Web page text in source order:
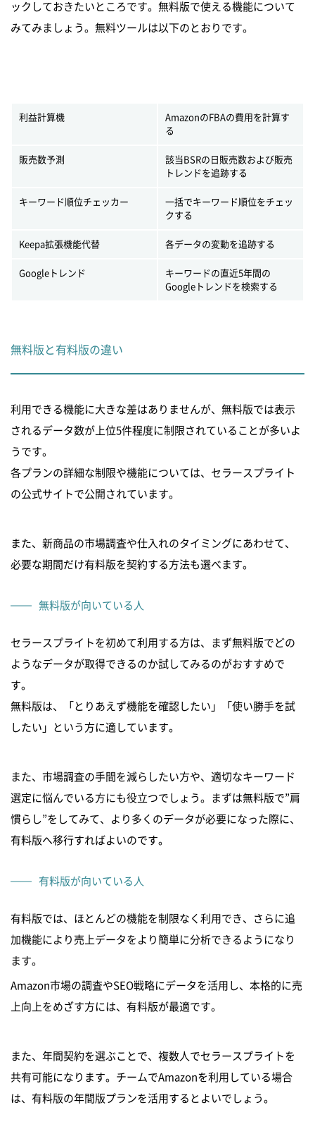
ックしておきたいところです。無料版で使える機能について
みてみましょう。無料ツールは以下のとおりです。
利益計算機
AmazonのFBAの費用を計算す
る
販売数予測
該当BSRの日販売数および販売
トレンドを追跡する
キーワード順位チェッカー
一括でキーワード順位をチェッ
クする
Keepa拡張機能代替 各データの変動を追跡する
Googleトレンド
キーワードの直近5年間の
Googleトレンドを検索する
無料版と有料版の違い
利用できる機能に大きな差はありませんが、無料版では表示
されるデータ数が上位5件程度に制限されていることが多いよ
うです。
各プランの詳細な制限や機能については、セラースプライト
の公式サイトで公開されています。
また、新商品の市場調査や仕入れのタイミングにあわせて、
必要な期間だけ有料版を契約する方法も選べます。
無料版が向いている人
セラースプライトを初めて利用する方は、まず無料版でどの
ようなデータが取得できるのか試してみるのがおすすめで
す。
無料版は、「とりあえず機能を確認したい」「使い勝手を試
したい」という方に適しています。
また、市場調査の手間を減らしたい方や、適切なキーワード
選定に悩んでいる方にも役立つでしょう。まずは無料版で”肩
慣らし”をしてみて、より多くのデータが必要になった際に、
有料版へ移行すればよいのです。
有料版が向いている人
有料版では、ほとんどの機能を制限なく利用でき、さらに追
加機能により売上データをより簡単に分析できるようになり
ます。
Amazon市場の調査やSEO戦略にデータを活用し、本格的に売
上向上をめざす方には、有料版が最適です。
また、年間契約を選ぶことで、複数人でセラースプライトを
共有可能になります。チームでAmazonを利用している場合
は、有料版の年間版プランを活用するとよいでしょう。